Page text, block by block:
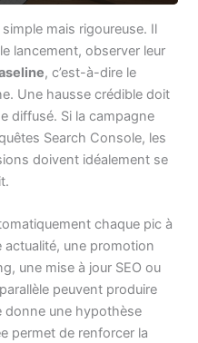
mais rigoureuse. Il
lancement, observer leur
, c’est-à-dire le
Une hausse crédible doit
diffusé. Si la campagne
Search Console, les
doivent idéalement se
chaque pic à
actualité, une promotion
une mise à jour SEO ou
peuvent produire
donne une hypothèse
permet de renforcer la